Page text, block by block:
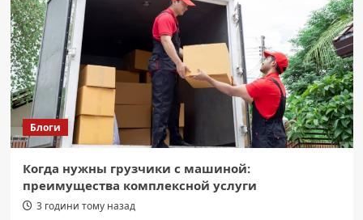
Блоги
Когда нужны грузчики с машиной:
преимущества комплексной услуги
3 години тому назад